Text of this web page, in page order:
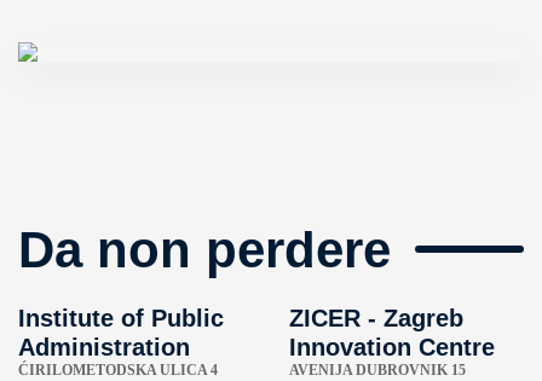
Da non perdere
Institute of Public
Administration
ĆIRILOMETODSKA ULICA 4
ZICER - Zagreb
Innovation Centre
AVENIJA DUBROVNIK 15